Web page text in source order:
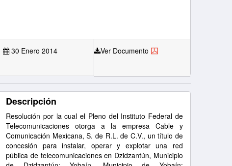
30 Enero 2014 Ver Documento
Descripción
Resolución por la cual el Pleno del Instituto Federal de
Telecomunicaciones otorga a la empresa Cable y
Comunicación Mexicana, S. de R.L. de C.V., un título de
concesión para instalar, operar y explotar una red
pública de telecomunicaciones en Dzidzantún, Municipio